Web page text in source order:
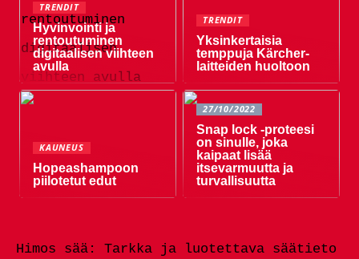
TRENDIT
Hyvinvointi ja
rentoutuminen
digitaalisen viihteen
avulla
TRENDIT
Yksinkertaisia ​​
temppuja Kärcher-
laitteiden huoltoon
KAUNEUS
Hopeashampoon
piilotetut edut
27/10/2022
Snap lock -proteesi
on sinulle, joka
kaipaat lisää
itsevarmuutta ja
turvallisuutta
Himos sää: Tarkka ja luotettava säätieto